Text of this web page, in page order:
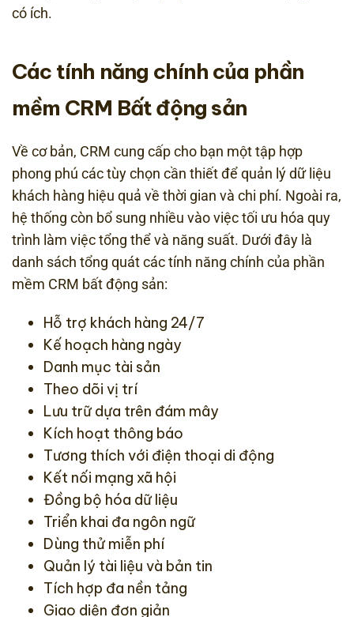
có ích.
Các tính năng chính của phần
mềm CRM Bất động sản
Về cơ bản, CRM cung cấp cho bạn một tập hợp
phong phú các tùy chọn cần thiết để quản lý dữ liệu
khách hàng hiệu quả về thời gian và chi phí. Ngoài ra,
hệ thống còn bổ sung nhiều vào việc tối ưu hóa quy
trình làm việc tổng thể và năng suất. Dưới đây là
danh sách tổng quát các tính năng chính của phần
mềm CRM bất động sản:
Hỗ trợ khách hàng 24/7
Kế hoạch hàng ngày
Danh mục tài sản
Theo dõi vị trí
Lưu trữ dựa trên đám mây
Kích hoạt thông báo
Tương thích với điện thoại di động
Kết nối mạng xã hội
Đồng bộ hóa dữ liệu
Triển khai đa ngôn ngữ
Dùng thử miễn phí
Quản lý tài liệu và bản tin
Tích hợp đa nền tảng
Giao diện đơn giản